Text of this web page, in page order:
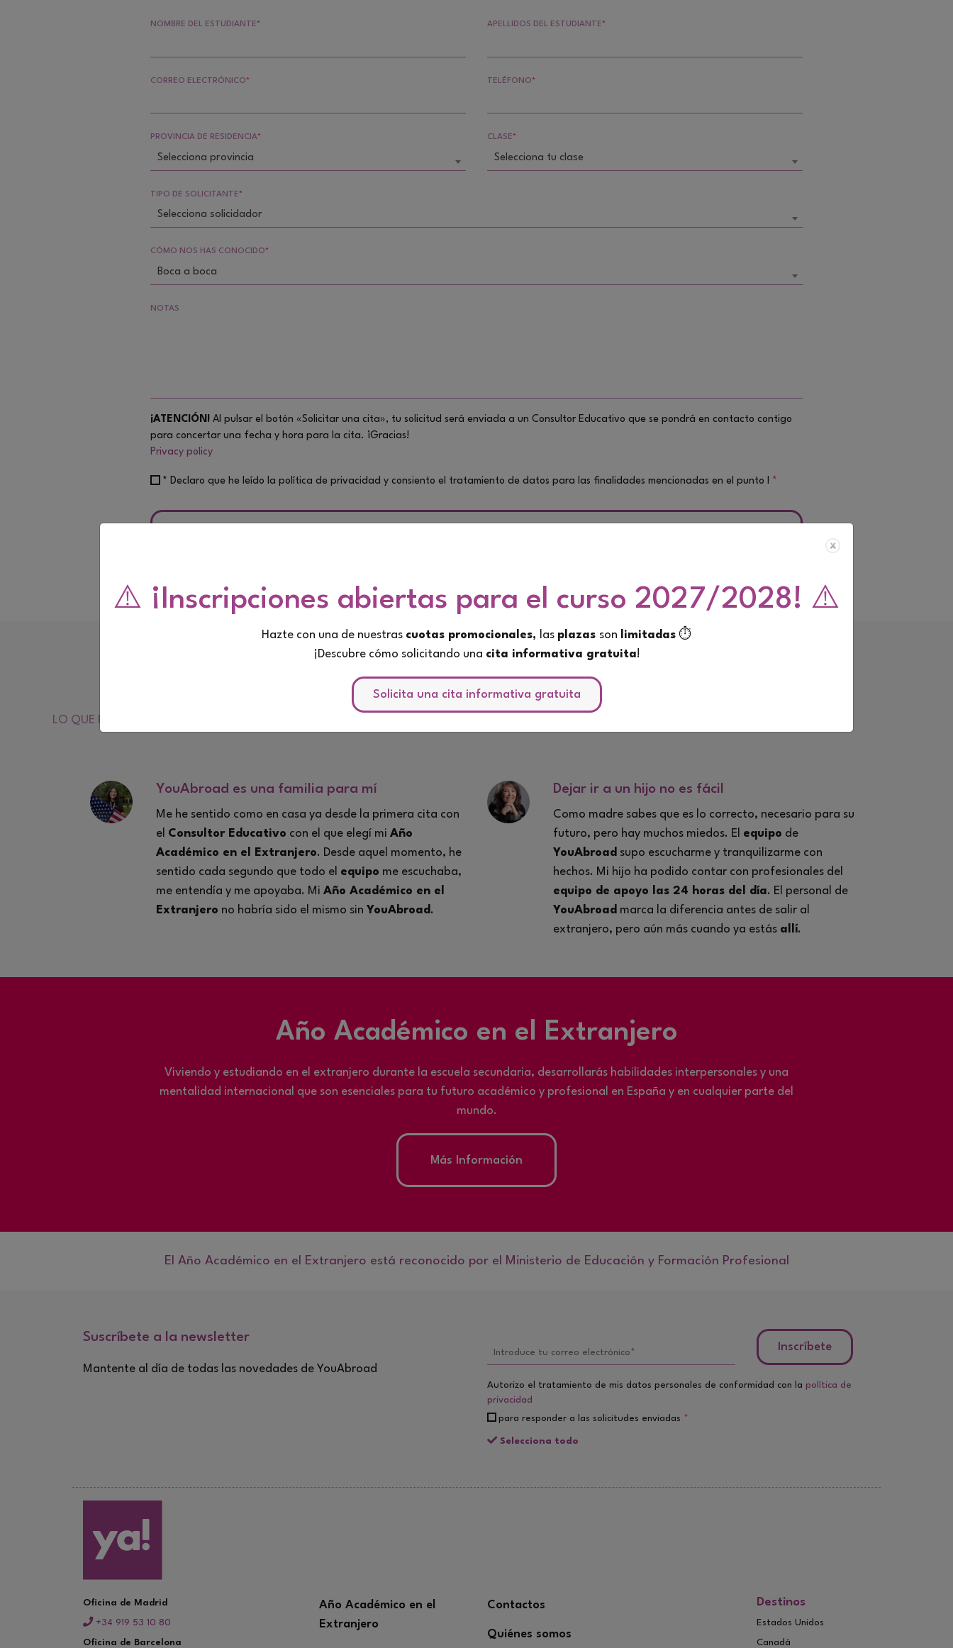
NOMBRE DEL ESTUDIANTE* APELLIDOS DEL ESTUDIANTE*
CORREO ELECTRÓNICO* TELÉFONO*
PROVINCIA DE RESIDENCIA*
Selecciona provincia
CLASE*
Selecciona tu clase
TIPO DE SOLICITANTE*
Selecciona solicidador
CÓMO NOS HAS CONOCIDO*
Boca a boca
NOTAS
¡ATENCIÓN! Al pulsar el botón «Solicitar una cita», tu solicitud será enviada a un Consultor Educativo que se pondrá en contacto contigo
para concertar una fecha y hora para la cita. ¡Gracias!
Privacy policy
* Declaro que he leído la política de privacidad y consiento el tratamiento de datos para las finalidades mencionadas en el punto I *
LO QUE PIENSAN DE NOSOTROS
YouAbroad es una familia para mí
Me he sentido como en casa ya desde la primera cita con
el Consultor Educativo con el que elegí miAño
Académico en el Extranjero. Desde aquel momento, he
sentido cada segundo que todo el equipo me escuchaba,
me entendía y me apoyaba. MiAño Académico en el
Extranjero no habría sido el mismo sinYouAbroad .
Dejar ir a un hijo no es fácil
Como madre sabes que es lo correcto, necesario para su
futuro, pero hay muchos miedos. El equipo de
YouAbroad supo escucharme y tranquilizarme con
hechos. Mi hijo ha podido contar con profesionales del
equipo de apoyo las 24 horas del día. El personal de
YouAbroad marca la diferencia antes de salir al
extranjero, pero aún más cuando ya estás allí.
Año Académico en el Extranjero
Viviendo y estudiando en el extranjero durante la escuela secundaria, desarrollarás habilidades interpersonales y una
mentalidad internacional que son esenciales para tu futuro académico y profesional en España y en cualquier parte del
mundo.
Más Información
El Año Académico en el Extranjero está reconocido por el Ministerio de Educación y Formación Profesional
Suscríbete a la newsletter
Mantente al día de todas las novedades de YouAbroad
Inscríbete
Autorizo el tratamiento de mis datos personales de conformidad con la política de
privacidad
para responder a las solicitudes enviadas *
Selecciona todo
Oficina de Madrid
+34 919 53 10 80
Oficina de Barcelona
Año Académico en el
Extranjero
Contactos
Quiénes somos
Destinos
Estados Unidos
Canadá
⚠️ ¡Inscripciones abiertas para el curso 2027/2028! ⚠️
Hazte con una de nuestras cuotas promocionales, las plazas son limitadas ⏱️
¡Descubre cómo solicitando una cita informativa gratuita!
Solicita una cita informativa gratuita